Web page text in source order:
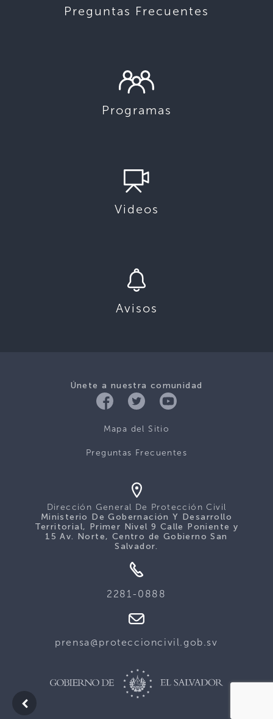
Preguntas Frecuentes
Programas
Videos
Avisos
Únete a nuestra comunidad
Mapa del Sitio
Preguntas Frecuentes
Dirección General De Protección Civil
Ministerio De Gobernación Y Desarrollo
Territorial, Primer Nivel 9 Calle Poniente y
15 Av. Norte, Centro de Gobierno San
Salvador.
2281-0888
prensa@proteccioncivil.gob.sv